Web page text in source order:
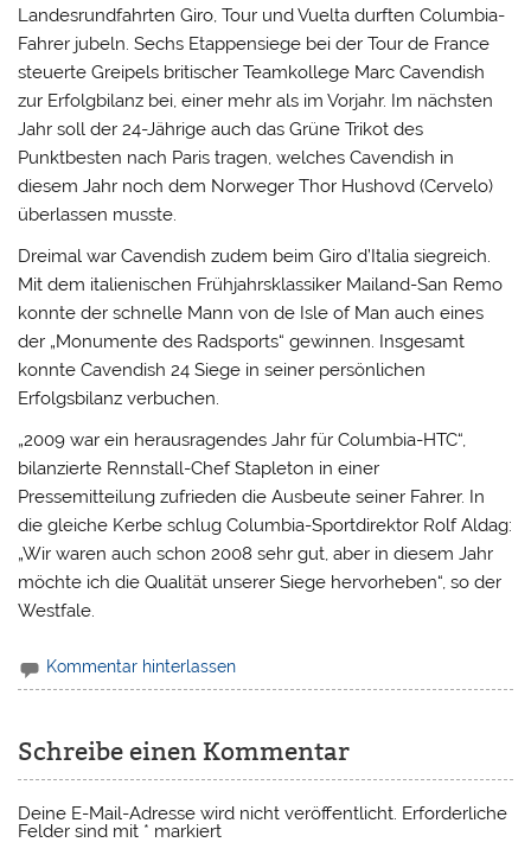
Landesrundfahrten Giro, Tour und Vuelta durften Columbia-
Fahrer jubeln. Sechs Etappensiege bei der Tour de France
steuerte Greipels britischer Teamkollege Marc Cavendish
zur Erfolgbilanz bei, einer mehr als im Vorjahr. Im nächsten
Jahr soll der 24-Jährige auch das Grüne Trikot des
Punktbesten nach Paris tragen, welches Cavendish in
diesem Jahr noch dem Norweger Thor Hushovd (Cervelo)
überlassen musste.
Dreimal war Cavendish zudem beim Giro d’Italia siegreich.
Mit dem italienischen Frühjahrsklassiker Mailand-San Remo
konnte der schnelle Mann von de Isle of Man auch eines
der „Monumente des Radsports“ gewinnen. Insgesamt
konnte Cavendish 24 Siege in seiner persönlichen
Erfolgsbilanz verbuchen.
„2009 war ein herausragendes Jahr für Columbia-HTC“,
bilanzierte Rennstall-Chef Stapleton in einer
Pressemitteilung zufrieden die Ausbeute seiner Fahrer. In
die gleiche Kerbe schlug Columbia-Sportdirektor Rolf Aldag:
„Wir waren auch schon 2008 sehr gut, aber in diesem Jahr
möchte ich die Qualität unserer Siege hervorheben“, so der
Westfale.
Kommentar hinterlassen
Schreibe einen Kommentar
Deine E-Mail-Adresse wird nicht veröffentlicht. Erforderliche
Felder sind mit * markiert